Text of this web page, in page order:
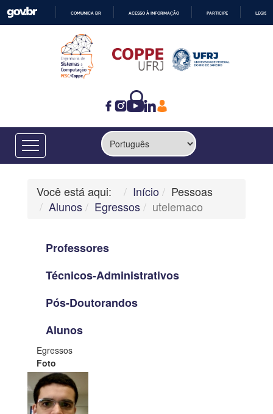
CONTEÚDO
COMUNICA BR ACESSO À INFORMAÇÃO PARTICIPE
Você está aqui: Início
Pessoas
Alunos
Egressos utelemaco
Professores
Técnicos-Administrativos
Pós-Doutorandos
Alunos
Egressos
Foto